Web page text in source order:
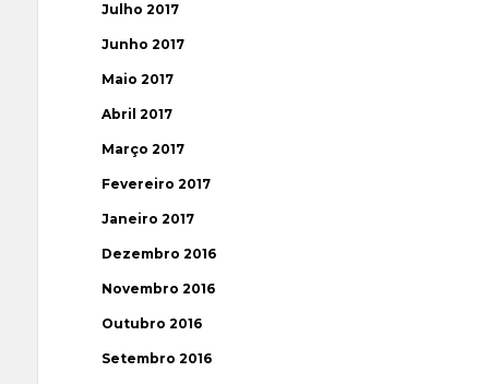
Julho 2017
Junho 2017
Maio 2017
Abril 2017
Março 2017
Fevereiro 2017
Janeiro 2017
Dezembro 2016
Novembro 2016
Outubro 2016
Setembro 2016